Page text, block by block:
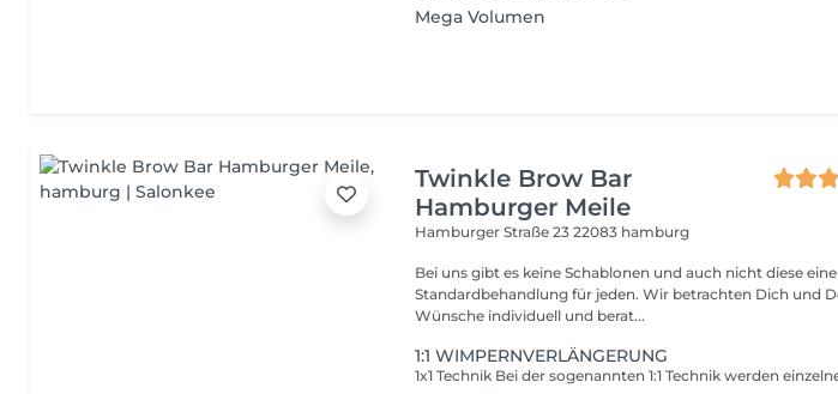
Mega Volumen
Twinkle Brow Bar
Hamburger Meile
Hamburger Straße 2322083 hamburg
Bei uns gibt es keine Schablonen und auch nicht diese eine
Standardbehandlung für jeden. Wir betrachten Dich und Deine
Wünsche individuell und berat...
1:1 WIMPERNVERLÄNGERUNG